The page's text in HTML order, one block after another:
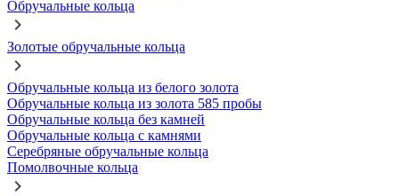
Обручальные кольца
Золотые обручальные кольца
Обручальные кольца из белого золота
Обручальные кольца из золота 585 пробы
Обручальные кольца без камней
Обручальные кольца с камнями
Серебряные обручальные кольца
Помолвочные кольца